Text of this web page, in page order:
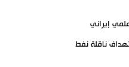
إيراني
ناقلة نفط